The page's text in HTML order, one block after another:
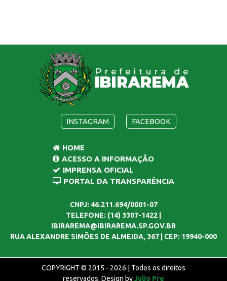
INSTAGRAM FACEBOOK
HOME
ACESSO A INFORMAÇÃO
IMPRENSA OFICIAL
PORTAL DA TRANSPARÊNCIA
CNPJ: 46.211.694/0001-07
TELEFONE: (14) 3307-1422 |
IBIRAREMA@IBIRAREMA.SP.GOV.BR
RUA ALEXANDRE SIMÕES DE ALMEIDA, 367 | CEP: 19940-000
COPYRIGHT © 2015 - 2026 | Todos os direitos
reservados. Design byJulio Pre